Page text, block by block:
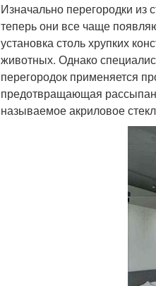
Изначально перегородки
теперь они все чаще
установка столь хрупких
животных. Однако
перегородок применяется
предотвращающая
называемое акриловое